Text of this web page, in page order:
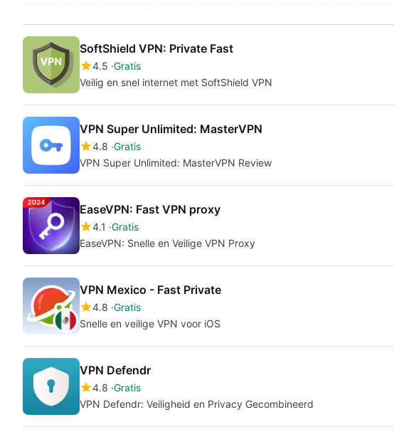
SoftShield VPN: Private Fast
4.5 Gratis
Veilig en snel internet met SoftShield VPN
VPN Super Unlimited: MasterVPN
4.8 Gratis
VPN Super Unlimited: MasterVPN Review
EaseVPN: Fast VPN proxy
4.1 Gratis
EaseVPN: Snelle en Veilige VPN Proxy
VPN Mexico - Fast Private
4.8 Gratis
Snelle en veilige VPN voor iOS
VPN Defendr
4.8 Gratis
VPN Defendr: Veiligheid en Privacy Gecombineerd